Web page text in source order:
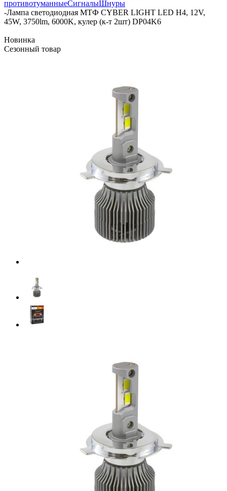
противотуманныеСигналыШнуры
-Лампа светодиодная МТФ CYBER LIGHT LED H4, 12V,
45W, 3750lm, 6000K, кулер (к-т 2шт) DP04K6
Новинка
Сезонный товар